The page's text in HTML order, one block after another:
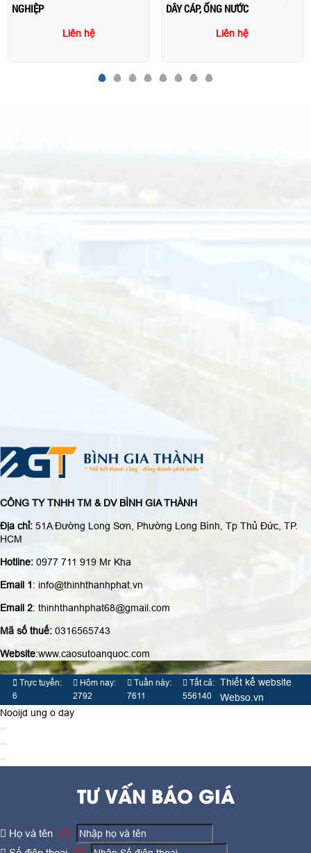
DÂY CÁP, ỐNG NƯỚC
Liên hệ
1000x350X50MM
Liên hệ
CÔNG TY TNHH TM & DV BÌNH GIA THÀNH
Địa chỉ: 51A Đường Long Sơn, Phường Long Bình, Tp Thủ Đức, TP.
HCM
Hotline: 0977 711 919 Mr Kha
Email 1: info@thinhthanhphat.vn
Email 2: thinhthanhphat68@gmail.com
Mã số thuế: 0316565743
Website:www.caosutoanquoc.com
Trực tuyến:
6
Hôm nay:
2792
Tuần này:
7611
Tất cả:
556140
Thiết kế website
Webso.vn
Nooijd ung o day
TƯ VẤN BÁO GIÁ
Họ và tên (*)